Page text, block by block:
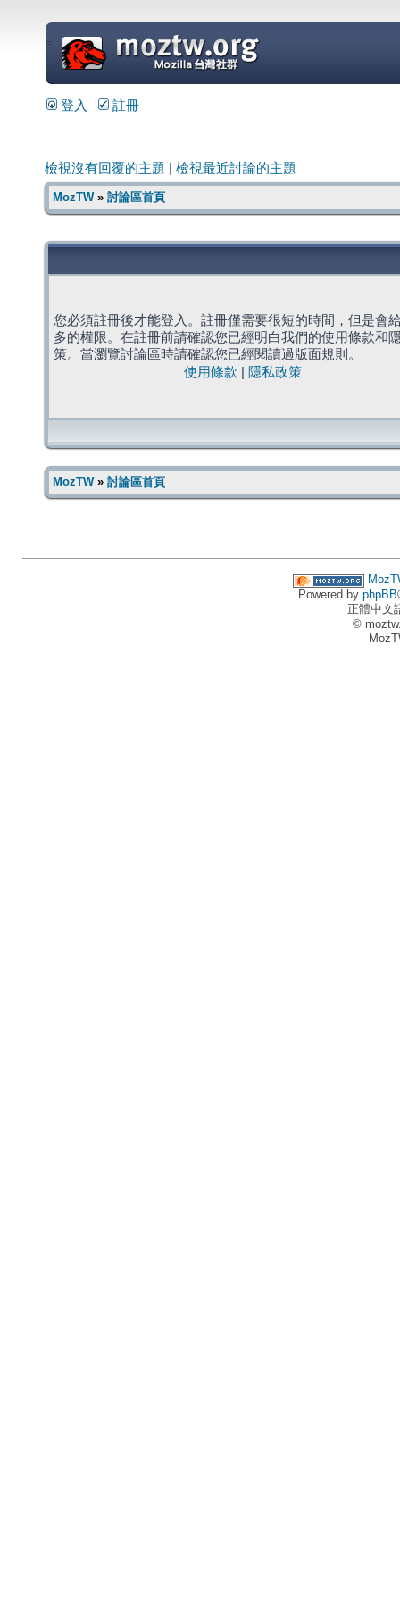
=
登入 註冊
檢視沒有回覆的主題 檢視最近討論的主題
MozTW» 討論區首頁
您必須註冊後才能登入。註冊僅需要很短的時間，但是會
多的權限。在註冊前請確認您已經明白我們的使用條款和
策。當瀏覽討論區時請確認您已經閱讀過版面規則。
使用條款
隱私政策
MozTW» 討論區首頁
Powered by phpBB
正體中文
©